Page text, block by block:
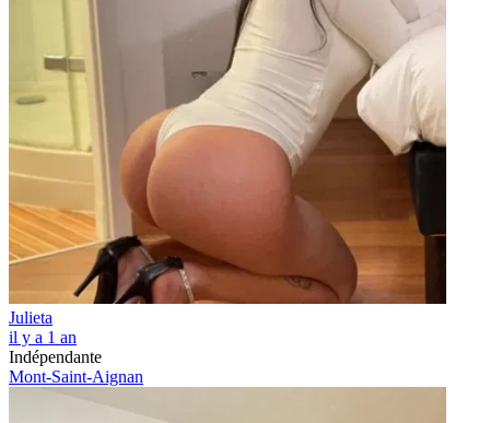
Julieta
il y a 1 an
Indépendante
Mont-Saint-Aignan